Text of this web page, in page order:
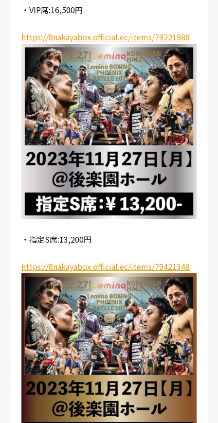
・VIP席:16,500円
https://8nakayabox.official.ec/items/79221988
・指定S席:13,200円
https://8nakayabox.official.ec/items/79421348